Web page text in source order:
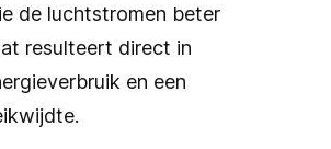
de luchtstromen beter
resulteert direct in
en een